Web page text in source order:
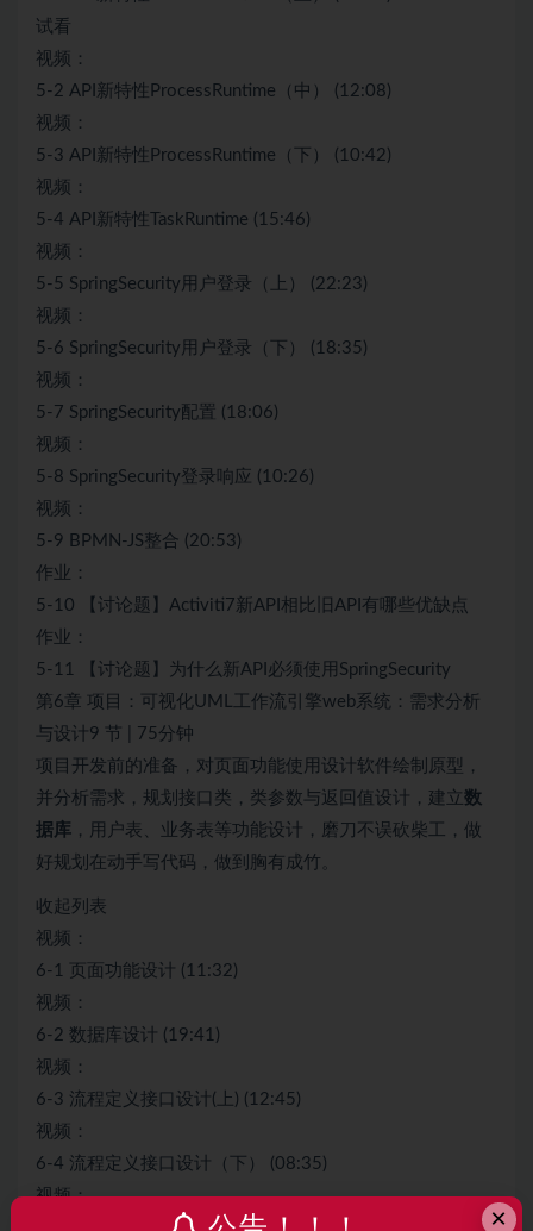
试看
视频：
5-2 API新特性ProcessRuntime（中） (12:08)
视频：
5-3 API新特性ProcessRuntime（下） (10:42)
视频：
5-4 API新特性TaskRuntime (15:46)
视频：
5-5 SpringSecurity用户登录（上） (22:23)
视频：
5-6 SpringSecurity用户登录（下） (18:35)
视频：
5-7 SpringSecurity配置 (18:06)
视频：
5-8 SpringSecurity登录响应 (10:26)
视频：
5-9 BPMN-JS整合 (20:53)
作业：
5-10 【讨论题】Activiti7新API相比旧API有哪些优缺点
作业：
5-11 【讨论题】为什么新API必须使用SpringSecurity
第6章 项目：可视化UML工作流引擎web系统：需求分析
与设计9 节 | 75分钟
项目开发前的准备，对页面功能使用设计软件绘制原型，
并分析需求，规划接口类，类参数与返回值设计，建立数
据库 ，用户表、业务表等功能设计，磨刀不误砍柴工，做
好规划在动手写代码，做到胸有成竹。
收起列表
视频：
6-1 页面功能设计 (11:32)
视频：
6-2 数据库设计 (19:41)
视频：
6-3 流程定义接口设计(上) (12:45)
视频：
6-4 流程定义接口设计（下） (08:35)
视频：
×